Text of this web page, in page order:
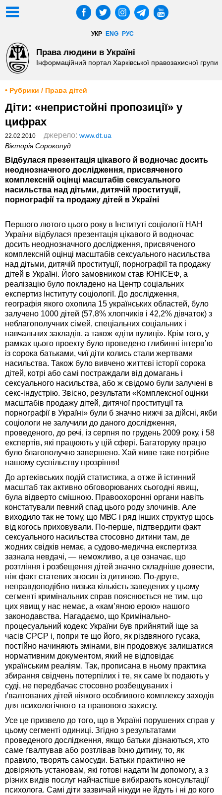
УКР ENG РУС
Права людини в Україні
Інформаційний портал Харківської правозахисної групи
• Рубрики / Права дітей
Діти: «непристойні пропозиції» у
цифрах
22.02.2010 джерело: www.dt.ua
Вікторія Сорокопуд
Відбулася презентація цікавого й водночас досить
неоднозначного дослідження, присвяченого
комплексній оцінці масштабів сексуального
насильства над дітьми, дитячій проституції,
порнографії та продажу дітей в Україні
Першого лютого цього року в Інституті соціології НАН
України відбулася презентація цікавого й водночас
досить неоднозначного дослідження, присвяченого
комплексній оцінці масштабів сексуального насильства
над дітьми, дитячій проституції, порнографії та продажу
дітей в Україні. Його замовником став ЮНІСЕФ, а
реалізацію було покладено на Центр соціальних
експертиз Інституту соціології. До дослідження,
географія якого охопила 15 українських областей, було
залучено 1000 дітей (57,8% хлопчиків і 42,2% дівчаток) з
неблагополучних сімей, спеціальних соціальних і
навчальних закладів, а також «діти вулиці». Крім того, у
рамках цього проекту було проведено глибинні інтерв’ю
із сорока батьками, чиї діти колись стали жертвами
насильства. Також було вивчено життєві історії сорока
дітей, котрі або самі постраждали від домагань і
сексуального насильства, або ж свідомо були залучені в
секс-індустрію. Звісно, результати «Комплексної оцінки
масштабів продажу дітей, дитячої проституції та
порнографії в Україні» були б значно нижчі за дійсні, якби
соціологи не залучили до даного дослідження,
проведеного, до речі, із серпня по грудень 2009 року, і 58
експертів, які працюють у цій сфері. Багаторуку працю
було благополучно завершено. Хай живе таке потрібне
нашому суспільству прозріння!
До артеківських подій статистика, а отже й істинний
масштаб так активно обговорюваних сьогодні явищ,
була відверто смішною. Правоохоронні органи навіть
констатували певний спад цього роду злочинів. Але
виходило так не тому, що МВС і ряд інших структур щось
від когось приховували. По-перше, підтвердити факт
сексуального насильства стосовно дитини там, де
жодних свідків немає, а судово-медична експертиза
зазнала невдачі, — неможливо, а це означає, що
розтління і розбещення дітей значно складніше довести,
ніж факт статевих зносин із дитиною. По-друге,
неправдоподібно низька кількість заведених у цьому
сегменті кримінальних справ пояснюється не тим, що
цих явищ у нас немає, а «кам’яною ерою» нашого
законодавства. Нагадаємо, що Кримінально-
процесуальний кодекс України був прийнятий іще за
часів СРСР і, попри те що його, як різдвяного гусака,
постійно начиняють змінами, він продовжує залишатися
нормативним документом, який не відповідає
українським реаліям. Так, прописана в ньому практика
збирання свідчень потерпілих і те, як саме їх подають у
суді, не передбачає стосовно розбещуваних і
ґвалтованих дітей ніякого особливого комплексу заходів
для психологічного та правового захисту.
Усе це призвело до того, що в Україні порушених справ у
цьому сегменті одиниці. Згідно з результатами
проведеного дослідження, якщо батьки дізнаються, хто
саме ґвалтував або розтлівав їхню дитину, то, як
правило, творять самосуди. Батьки практично не
довіряють установам, які готові надати їм допомогу, а з
різних видів послуг найчастіше вибирають консультації
психолога. Самі діти зазвичай нікуди не йдуть і ні до кого